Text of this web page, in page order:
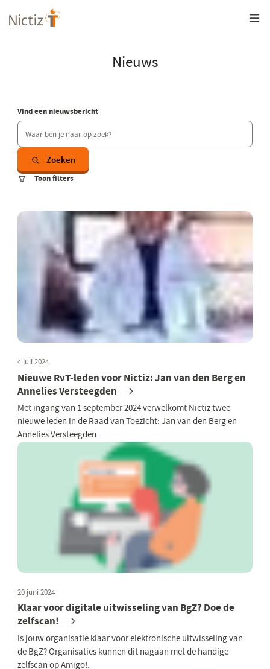
Overslaan
en
Nieuws
Vind een nieuwsbericht
Zoeken
Toon filters
4 juli 2024
Nieuwe RvT-leden voor Nictiz: Jan van den Berg en
Annelies Versteegden
Met ingang van 1 september 2024 verwelkomt Nictiz twee
nieuwe leden in de Raad van Toezicht: Jan van den Berg en
Annelies Versteegden.
20 juni 2024
Klaar voor digitale uitwisseling van BgZ? Doe de
zelfscan!
Is jouw organisatie klaar voor elektronische uitwisseling van
de BgZ? Organisaties kunnen dit nagaan met de handige
zelfscan op Amigo!.